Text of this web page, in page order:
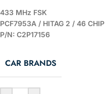
433 MHz FSK
PCF7953A / HITAG 2 / 46 CHIP
P/N: C2P17156
CAR BRANDS